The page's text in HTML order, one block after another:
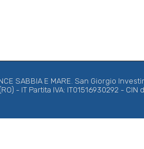
SABBIA E MARE. San Giorgio
(RO) - IT Partita IVA: IT01516930292 -